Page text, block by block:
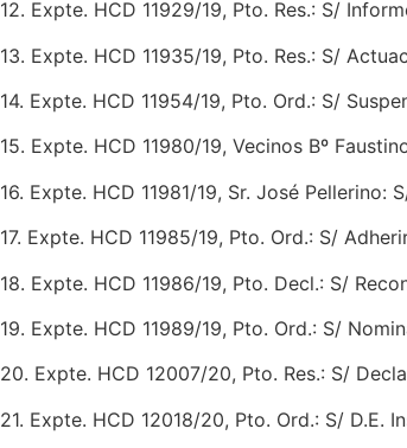
12. Expte. HCD 11929/19, Pto. Res.: S/
13. Expte. HCD 11935/19, Pto. Res.: S/
14. Expte. HCD 11954/19, Pto. Ord.: S/
15. Expte. HCD 11980/19, Vecinos Bº
16. Expte. HCD 11981/19, Sr. José Pellerino:
17. Expte. HCD 11985/19, Pto. Ord.: S/
18. Expte. HCD 11986/19, Pto. Decl.: S/
19. Expte. HCD 11989/19, Pto. Ord.: S/
20. Expte. HCD 12007/20, Pto. Res.: S/
21. Expte. HCD 12018/20, Pto. Ord.: S/ D.E.